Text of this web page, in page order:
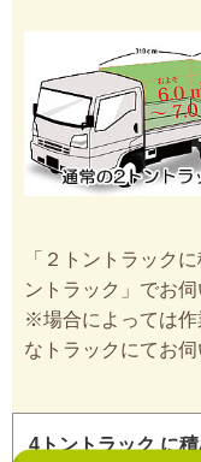
「２トントラック
ントラック」でお伺
※場合によっては作
なトラックにてお伺
4トントラック に